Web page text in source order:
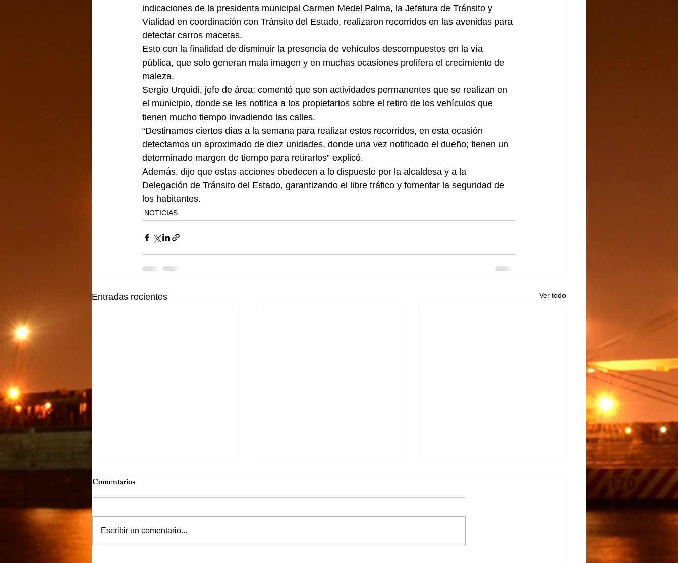
indicaciones de la presidenta municipal Carmen Medel Palma, la Jefatura de Tránsito y
Vialidad en coordinación con Tránsito del Estado, realizaron recorridos en las avenidas para
detectar carros macetas.
Esto con la finalidad de disminuir la presencia de vehículos descompuestos en la vía
pública, que solo generan mala imagen y en muchas ocasiones prolifera el crecimiento de
maleza.
Sergio Urquidi, jefe de área; comentó que son actividades permanentes que se realizan en
el municipio, donde se les notifica a los propietarios sobre el retiro de los vehículos que
tienen mucho tiempo invadiendo las calles.
“Destinamos ciertos días a la semana para realizar estos recorridos, en esta ocasión
detectamos un aproximado de diez unidades, donde una vez notificado el dueño; tienen un
determinado margen de tiempo para retirarlos” explicó.
Además, dijo que estas acciones obedecen a lo dispuesto por la alcaldesa y a la
Delegación de Tránsito del Estado, garantizando el libre tráfico y fomentar la seguridad de
los habitantes.
NOTICIAS
Entradas recientes Ver todo
Comentarios
Escribir un comentario...